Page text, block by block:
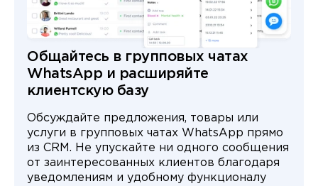
Общайтесь в групповых чатах
WhatsApp и расширяйте
клиентскую базу
Обсуждайте предложения, товары или
услуги в групповых чатах WhatsApp прямо
из CRM. Не упускайте ни одного сообщения
от заинтересованных клиентов благодаря
уведомлениям и удобному функционалу